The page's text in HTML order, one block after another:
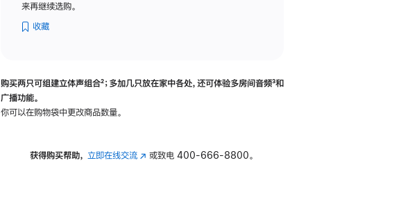
来再继续选购。
收藏
购买两只可组建立体声组合脚
²；多加几只放在家中各处，还可体验多‍房‍间音频脚
³和
广播功能。
你可以在购物袋中更改商品数量。
获得购买帮助， 立即在线交流(在 或致电 400-666-8800。